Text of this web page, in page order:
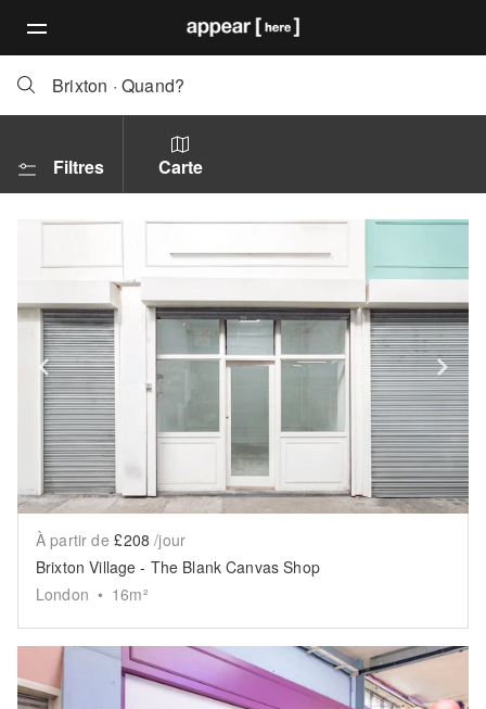
Brixton · Quand?
Filtres Carte
Show previous slide
À partir de £208 /jour
Brixton Village - The Blank Canvas Shop
London • 16m²